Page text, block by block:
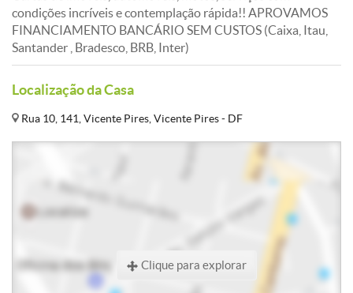
condições incríveis e contemplação rápida!! APROVAMOS
FINANCIAMENTO BANCÁRIO SEM CUSTOS (Caixa, Itau,
Santander , Bradesco, BRB, Inter)
Localização da Casa
Rua 10, 141, Vicente Pires, Vicente Pires - DF
Clique para explorar